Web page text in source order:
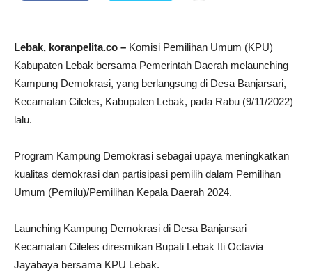
Lebak, koranpelita.co – Komisi Pemilihan Umum (KPU)
Kabupaten Lebak bersama Pemerintah Daerah melaunching
Kampung Demokrasi, yang berlangsung di Desa Banjarsari,
Kecamatan Cileles, Kabupaten Lebak, pada Rabu (9/11/2022)
lalu.
Program Kampung Demokrasi sebagai upaya meningkatkan
kualitas demokrasi dan partisipasi pemilih dalam Pemilihan
Umum (Pemilu)/Pemilihan Kepala Daerah 2024.
Launching Kampung Demokrasi di Desa Banjarsari
Kecamatan Cileles diresmikan Bupati Lebak Iti Octavia
Jayabaya bersama KPU Lebak.